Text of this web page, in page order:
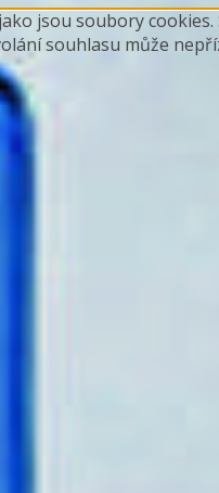
jsou soubory
souhlasu může